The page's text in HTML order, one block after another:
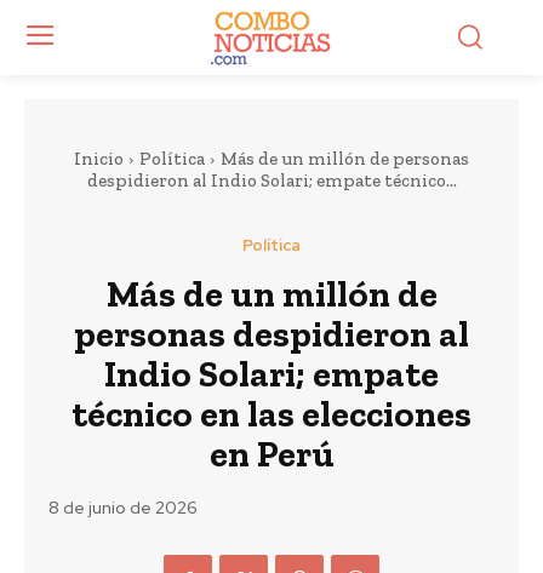
Inicio Política
Más de un millón de personas
despidieron al Indio Solari; empate técnico...
Política
Más de un millón de
personas despidieron al
Indio Solari; empate
técnico en las elecciones
en Perú
8 de junio de 2026